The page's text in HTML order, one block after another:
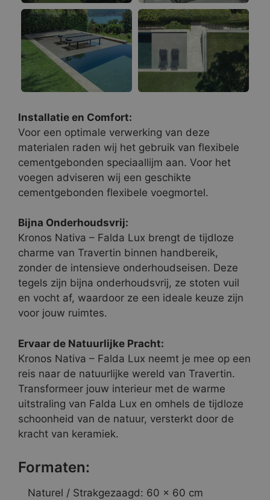
Installatie en Comfort:
Voor een optimale verwerking van deze
materialen raden wij het gebruik van flexibele
cementgebonden speciaallijm aan. Voor het
voegen adviseren wij een geschikte
cementgebonden flexibele voegmortel.
Bijna Onderhoudsvrij:
Kronos Nativa – Falda Lux brengt de tijdloze
charme van Travertin binnen handbereik,
zonder de intensieve onderhoudseisen. Deze
tegels zijn bijna onderhoudsvrij, ze stoten vuil
en vocht af, waardoor ze een ideale keuze zijn
voor jouw ruimtes.
Ervaar de Natuurlijke Pracht:
Kronos Nativa – Falda Lux neemt je mee op een
reis naar de natuurlijke wereld van Travertin.
Transformeer jouw interieur met de warme
uitstraling van Falda Lux en omhels de tijdloze
schoonheid van de natuur, versterkt door de
kracht van keramiek.
Formaten:
Naturel / Strakgezaagd: 60 x 60 cm